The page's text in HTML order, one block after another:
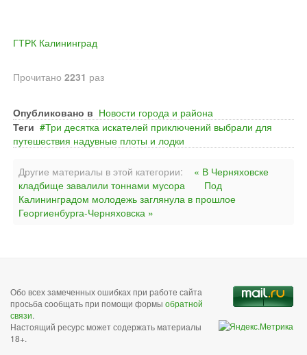
ГТРК Калининград
Прочитано 2231 раз
Опубликовано в Новости города и района
Теги
Три десятка искателей приключений выбрали для
путешествия надувные плоты и лодки
Другие материалы в этой категории:
« В Черняховске
кладбище завалили тоннами мусора
Под
Калининградом молодежь заглянула в прошлое
Георгиенбурга-Черняховска »
Обо всех замеченных ошибках при работе сайта
просьба сообщать при помощи формы обратной
связи.
Настоящий ресурс может содержать материалы
18+.